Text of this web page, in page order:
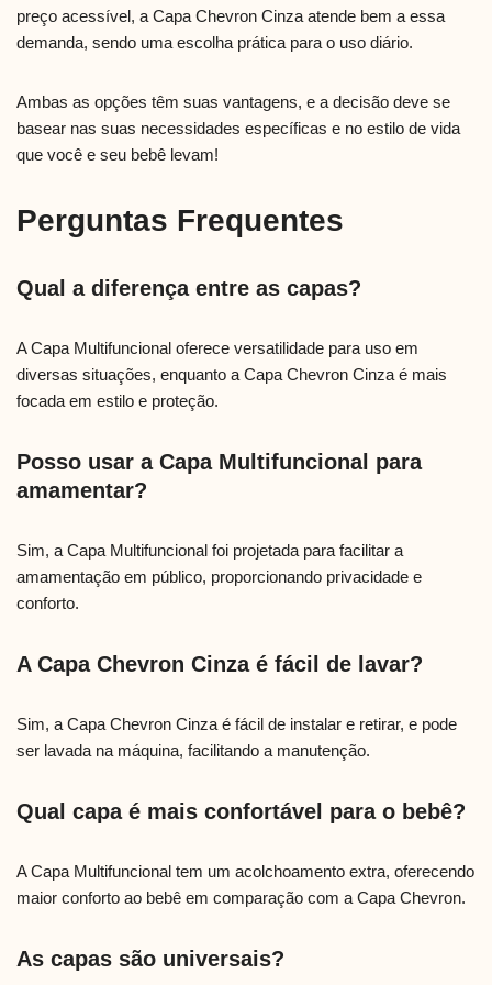
preço acessível, a Capa Chevron Cinza atende bem a essa
demanda, sendo uma escolha prática para o uso diário.
Ambas as opções têm suas vantagens, e a decisão deve se
basear nas suas necessidades específicas e no estilo de vida
que você e seu bebê levam!
Perguntas Frequentes
Qual a diferença entre as capas?
A Capa Multifuncional oferece versatilidade para uso em
diversas situações, enquanto a Capa Chevron Cinza é mais
focada em estilo e proteção.
Posso usar a Capa Multifuncional para
amamentar?
Sim, a Capa Multifuncional foi projetada para facilitar a
amamentação em público, proporcionando privacidade e
conforto.
A Capa Chevron Cinza é fácil de lavar?
Sim, a Capa Chevron Cinza é fácil de instalar e retirar, e pode
ser lavada na máquina, facilitando a manutenção.
Qual capa é mais confortável para o bebê?
A Capa Multifuncional tem um acolchoamento extra, oferecendo
maior conforto ao bebê em comparação com a Capa Chevron.
As capas são universais?